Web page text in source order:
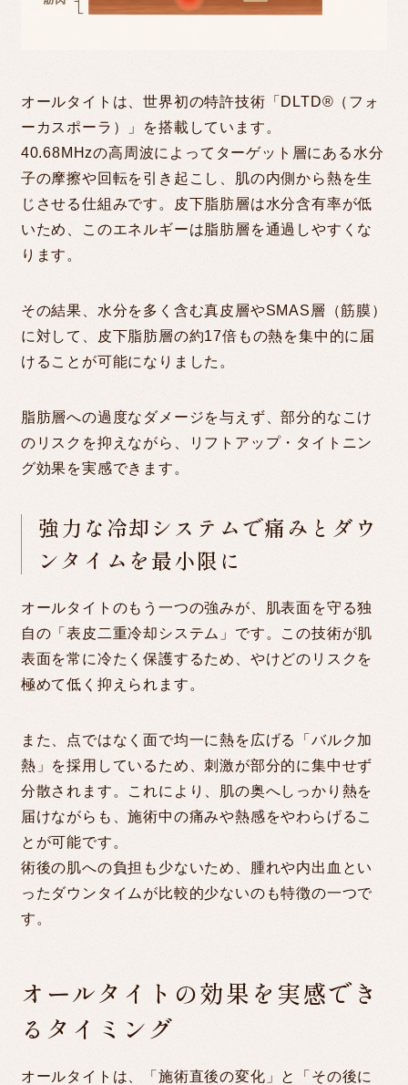
オールタイトは、世界初の特許技術「DLTD®（フォ
ーカスポーラ）」を搭載しています。
40.68MHzの高周波によってターゲット層にある水分
子の摩擦や回転を引き起こし、肌の内側から熱を生
じさせる仕組みです。皮下脂肪層は水分含有率が低
いため、このエネルギーは脂肪層を通過しやすくな
ります。
その結果、水分を多く含む真皮層やSMAS層（筋膜）
に対して、皮下脂肪層の約17倍もの熱を集中的に届
けることが可能になりました。
脂肪層への過度なダメージを与えず、部分的なこけ
のリスクを抑えながら、リフトアップ・タイトニン
グ効果を実感できます。
強力な冷却システムで痛みとダウ
ンタイムを最小限に
オールタイトのもう一つの強みが、肌表面を守る独
自の「表皮二重冷却システム」です。この技術が肌
表面を常に冷たく保護するため、やけどのリスクを
極めて低く抑えられます。
また、点ではなく面で均一に熱を広げる「バルク加
熱」を採用しているため、刺激が部分的に集中せず
分散されます。これにより、肌の奥へしっかり熱を
届けながらも、施術中の痛みや熱感をやわらげるこ
とが可能です。
術後の肌への負担も少ないため、腫れや内出血とい
ったダウンタイムが比較的少ないのも特徴の一つで
す。
オールタイトの効果を実感でき
るタイミング
オールタイトは、「施術直後の変化」と「その後に